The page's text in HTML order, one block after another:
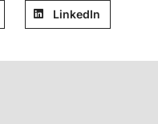
LinkedIn